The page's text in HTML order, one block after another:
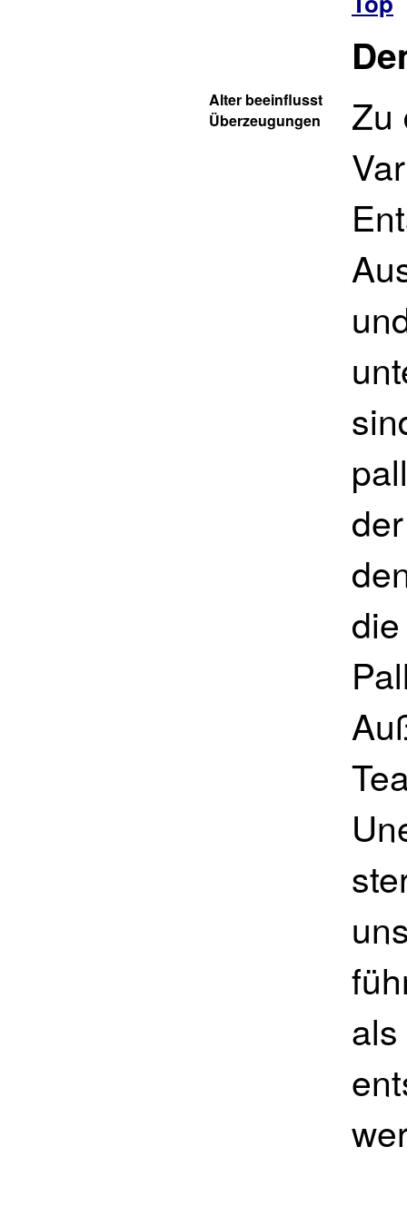
Alter beeinflusst
Überzeugungen
Zu